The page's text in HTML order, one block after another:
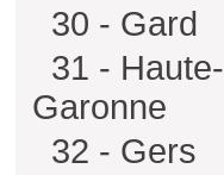
30 - Gard
31 - Haute-
Garonne
32 - Gers